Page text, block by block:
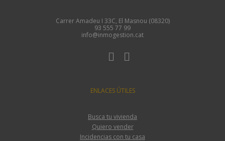
Carrer Amadeu I 33C, El Masnou (08320)
93 555 77 99
info@inmogestion.cat
ENLACES ÚTILES
Busca tu vivienda
Quiero vender
Incidencias con tu casa